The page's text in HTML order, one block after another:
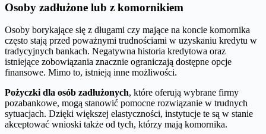
Osoby zadłużone lub z komornikiem
Osoby borykające się z długami czy mające na koncie komornika
często stają przed poważnymi trudnościami w uzyskaniu kredytu w
tradycyjnych bankach. Negatywna historia kredytowa oraz
istniejące zobowiązania znacznie ograniczają dostępne opcje
finansowe. Mimo to, istnieją inne możliwości.
Pożyczki dla osób zadłużonych, które oferują wybrane firmy
pozabankowe, mogą stanowić pomocne rozwiązanie w trudnych
sytuacjach. Dzięki większej elastyczności, instytucje te są w stanie
akceptować wnioski także od tych, którzy mają komornika.